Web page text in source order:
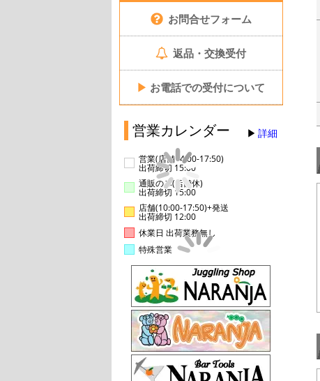
お問合せフォーム
返品・交換受付
▶ お電話での受付について
営業カレンダー 詳細
営業(店舗14:00-17:50)
出荷締切 15:00
通販のみ(店舗休)
出荷締切 15:00
店舗(10:00-17:50)+発送
出荷締切 12:00
休業日 出荷業務無し
特殊営業